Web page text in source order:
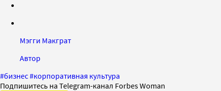
Мэгги Макграт
Автор
#бизнес#корпоративная культура
Подпишитесь на Telegram-канал Forbes Woman